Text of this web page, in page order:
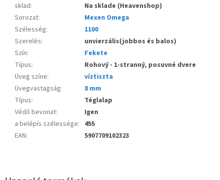
sklad:
Na sklade (Heavenshop)
Sorozat:
Mexen Omega
Szélesség:
1100
Szerelés:
unvierzális(jobbos és balos)
Szín:
Fekete
Típus:
Rohový - 1-stranný, posuvné dvere
Üveg színe:
víztiszta
Üvegvastagság:
8 mm
Típus:
Téglalap
Védő bevonat:
Igen
a belépís szélessége: 455
EAN: 5907709102323